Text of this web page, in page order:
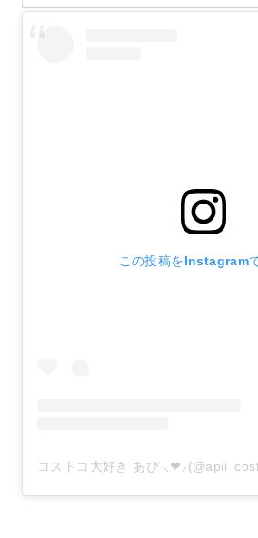
この投稿をInstagram